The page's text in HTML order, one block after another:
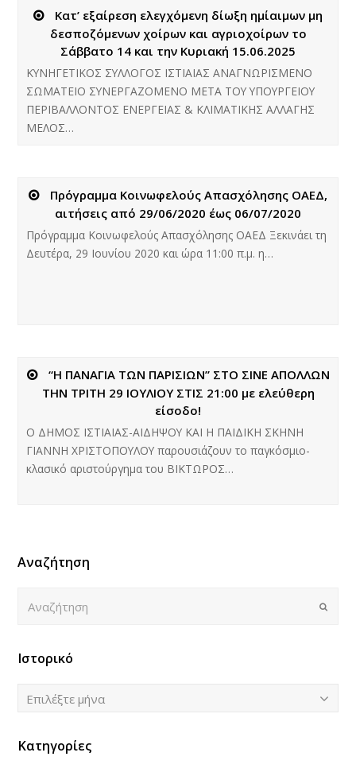
Κατ’ εξαίρεση ελεγχόμενη δίωξη ημίαιμων μη
δεσποζόμενων χοίρων και αγριοχοίρων το
Σάββατο 14 και την Κυριακή 15.06.2025
ΚΥΝΗΓΕΤΙΚΟΣ ΣΥΛΛΟΓΟΣ ΙΣΤΙΑΙΑΣ ΑΝΑΓΝΩΡΙΣΜΕΝΟ
ΣΩΜΑΤΕΙΟ ΣΥΝΕΡΓΑΖΟΜΕΝΟ ΜΕΤΑ ΤΟΥ ΥΠΟΥΡΓΕΙΟΥ
ΠΕΡΙΒΑΛΛΟΝΤΟΣ ΕΝΕΡΓΕΙΑΣ & ΚΛΙΜΑΤΙΚΗΣ ΑΛΛΑΓΗΣ
ΜΕΛΟΣ…
Πρόγραμμα Κοινωφελούς Απασχόλησης ΟΑΕΔ,
αιτήσεις από 29/06/2020 έως 06/07/2020
Πρόγραμμα Κοινωφελούς Απασχόλησης ΟΑΕΔ Ξεκινάει τη
Δευτέρα, 29 Ιουνίου 2020 και ώρα 11:00 π.μ. η…
“Η ΠΑΝΑΓΙΑ ΤΩΝ ΠΑΡΙΣΙΩΝ” ΣΤΟ ΣΙΝΕ ΑΠΟΛΛΩΝ
ΤΗΝ ΤΡΙΤΗ 29 ΙΟΥΛΙΟΥ ΣΤΙΣ 21:00 με ελεύθερη
είσοδο!
O ΔΗΜΟΣ ΙΣΤΙΑΙΑΣ-ΑΙΔΗΨΟΥ ΚΑΙ Η ΠΑΙΔΙΚΗ ΣΚΗΝΗ
ΓΙΑΝΝΗ ΧΡΙΣΤΟΠΟΥΛΟΥ παρουσιάζουν το παγκόσμιο-
κλασικό αριστούργημα του ΒΙΚΤΩΡΟΣ…
Αναζήτηση
Submit
Ιστορικό
Ιστορικό
Επιλέξτε μήνα
Κατηγορίες